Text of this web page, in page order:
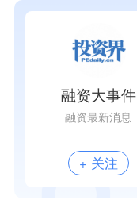
融资大事件
融资最新消息
+ 关注